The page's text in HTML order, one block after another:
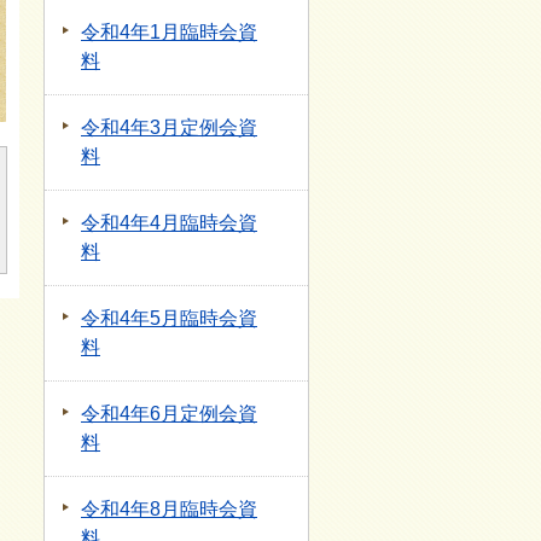
令和4年1月臨時会資
料
令和4年3月定例会資
料
令和4年4月臨時会資
料
令和4年5月臨時会資
料
令和4年6月定例会資
料
令和4年8月臨時会資